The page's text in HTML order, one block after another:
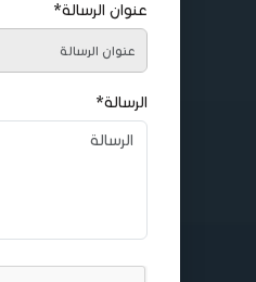
عنوان الرسالة*
الرسالة*